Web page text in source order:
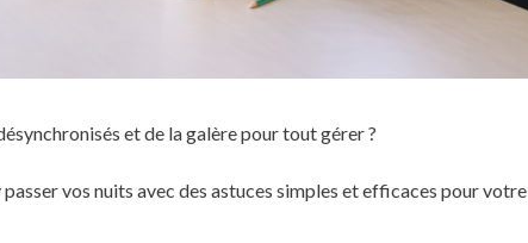
et de la galère pour tout gérer ?
vos nuits avec des astuces simples et efficaces pour votre